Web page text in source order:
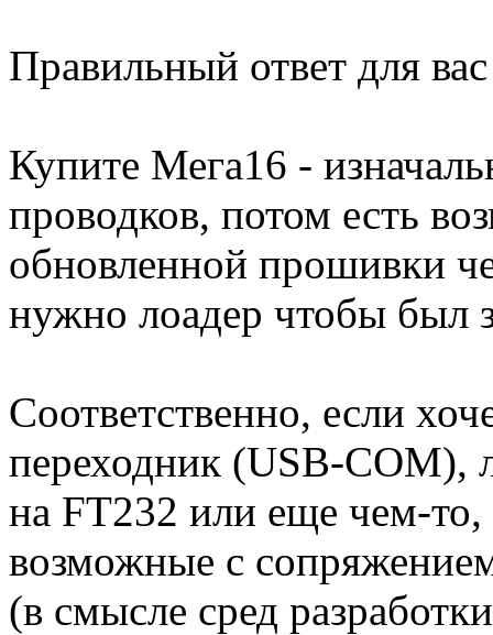
Правильный ответ для
Купите Мега16 -
проводков, потом есть
обновленной прошивки
нужно лоадер чтобы был
Соответственно, если
переходник (USB-COM),
на FT232 или еще чем-
возможные с
(в смысле сред